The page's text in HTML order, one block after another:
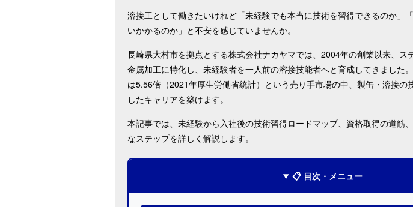
溶接工として働きたいけれど「未経験でも本当に技術を習得できるのか」
いかかるのか」と不安を感じていませんか。
長崎県大村市を拠点とする株式会社ナカヤマでは、2004年の創業以来、ス
金属加工に特化し、未経験者を一人前の溶接技能者へと育成してきました
は5.56倍（2021年厚生労働省統計）という売り手市場の中、製缶・溶接の
したキャリアを築けます。
本記事では、未経験から入社後の技術習得ロードマップ、資格取得の道筋
なステップを詳しく解説します。
📋 目次・メニュー